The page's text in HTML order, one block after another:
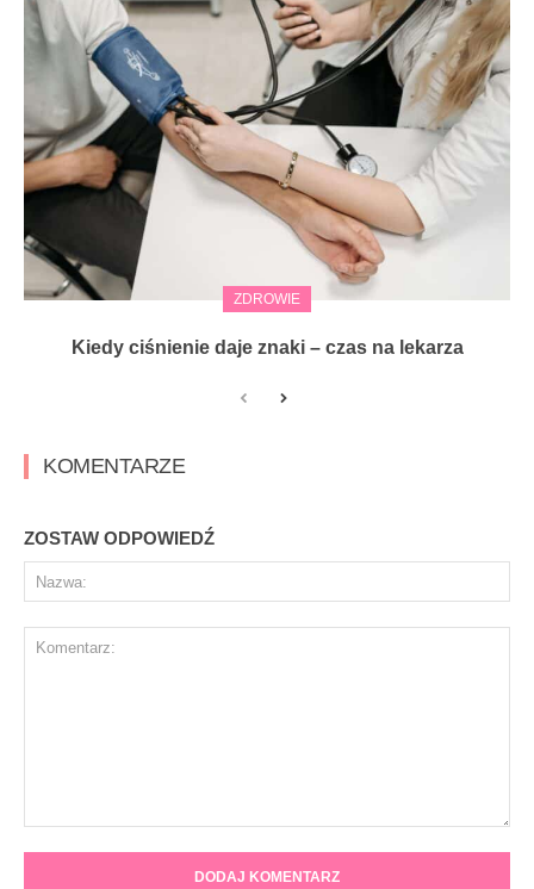
ZDROWIE
Kiedy ciśnienie daje znaki – czas na lekarza
KOMENTARZE
ZOSTAW ODPOWIEDŹ